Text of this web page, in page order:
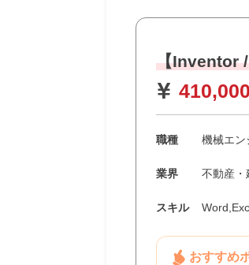
【Inventor /
410,000
職種 機械エン
業界 不動産・
スキル
おすすめ